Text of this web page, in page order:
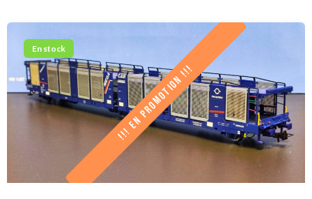
En stock
!!! EN PROMOTION !!!